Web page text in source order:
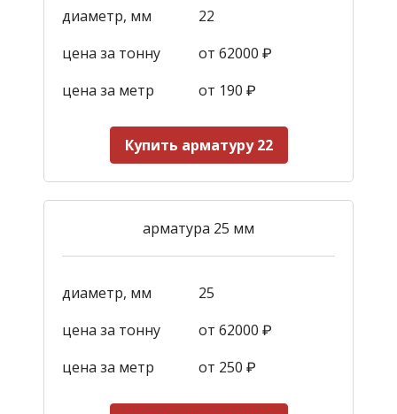
диаметр, мм
22
цена за тонну
от 62000 ₽
цена за метр
от 190 ₽
Купить арматуру 22
арматура 25 мм
диаметр, мм
25
цена за тонну
от 62000 ₽
цена за метр
от 250 ₽